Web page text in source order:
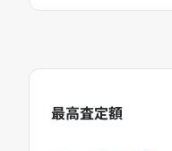
最高査定額